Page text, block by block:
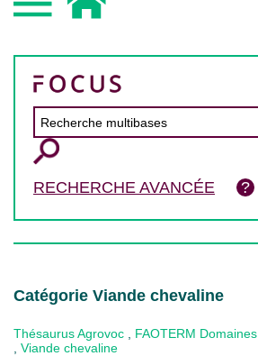
RECHERCHE AVANCÉE
Catégorie Viande chevaline
Thésaurus Agrovoc FAOTERM Domaines
Viande chevaline